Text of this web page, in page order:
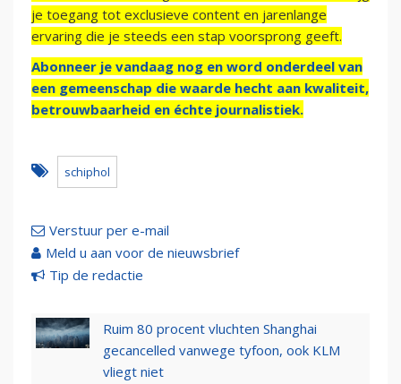
je toegang tot exclusieve content en jarenlange
ervaring die je steeds een stap voorsprong geeft.
Abonneer je vandaag nog en word onderdeel van
een gemeenschap die waarde hecht aan kwaliteit,
betrouwbaarheid en échte journalistiek.
schiphol
Verstuur per e-mail
Meld u aan voor de nieuwsbrief
Tip de redactie
Ruim 80 procent vluchten Shanghai
gecancelled vanwege tyfoon, ook KLM
vliegt niet